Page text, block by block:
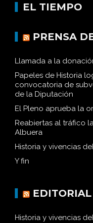
EL TIEMPO
PRENSA
Llamada a la
Papeles de Historia
convocatoria de
de la Diputación
El Pleno aprueba la
Reabiertas al tráfico
Albuera
Historia y vivencias
Y fin
Historia y vivencias